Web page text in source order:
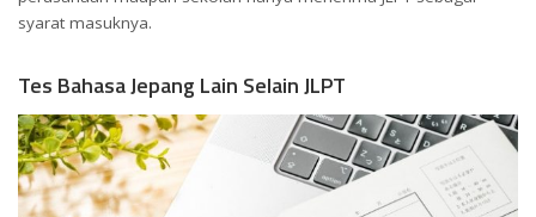
syarat masuknya.
Tes Bahasa Jepang Lain Selain JLPT